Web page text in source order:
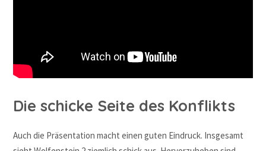
Die schicke Seite des Konflikts
Auch die Präsentation macht einen guten Eindruck. Insgesamt